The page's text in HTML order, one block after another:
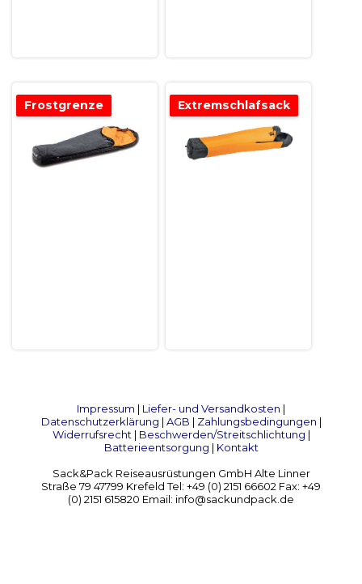
Frostgrenze Extremschlafsack
Impressum | Liefer- und Versandkosten |
Datenschutzerklärung | AGB | Zahlungsbedingungen |
Widerrufsrecht| Beschwerden/Streitschlichtung |
Batterieentsorgung | Kontakt
Sack&Pack Reiseausrüstungen GmbH Alte Linner
Straße 79 47799 Krefeld Tel: +49 (0) 2151 66602 Fax: +49
(0) 2151 615820 Email: info@sackundpack.de